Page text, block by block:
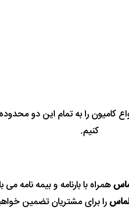
کامیون را به تمام این دو
کنیم.
همراه با بارنامه و بیمه نامه
را برای مشتریان تضمین